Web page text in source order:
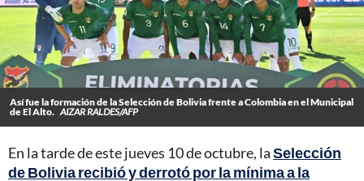
Así fue la formación de la Selección de Bolivia frente a Colombia en el Municipal
de El Alto. AIZAR RALDES/AFP
En la tarde de este jueves 10 de octubre, laSelección
de Bolivia recibió y derrotó por la mínima a la